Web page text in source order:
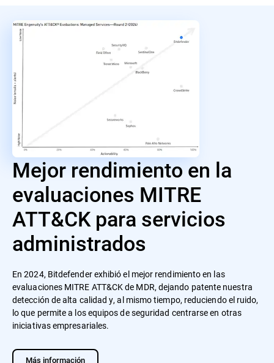
Mejor rendimiento en la
evaluaciones MITRE
ATT&CK para servicios
administrados
En 2024, Bitdefender exhibió el mejor rendimiento en las
evaluaciones MITRE ATT&CK de MDR, dejando patente nuestra
detección de alta calidad y, al mismo tiempo, reduciendo el ruido,
lo que permite a los equipos de seguridad centrarse en otras
iniciativas empresariales.
Más información